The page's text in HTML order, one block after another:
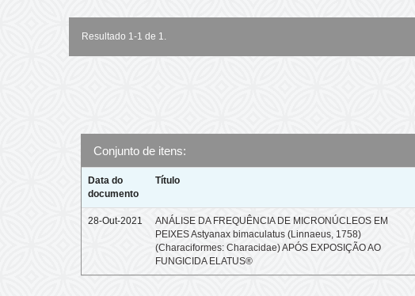
Resultado 1-1 de 1.
Conjunto de itens:
Data do
documento
Título
28-Out-2021
ANÁLISE DA FREQUÊNCIA DE MICRONÚCLEOS EM
PEIXES Astyanax bimaculatus (Linnaeus, 1758)
(Characiformes: Characidae) APÓS EXPOSIÇÃO AO
FUNGICIDA ELATUS®